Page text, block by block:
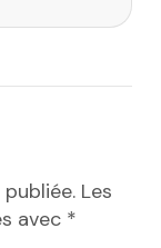
Les
avec *